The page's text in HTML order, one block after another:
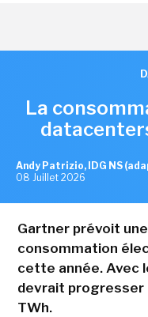
La
Andy Patrizio, IDG NS
08 Juillet 2026
Gartner prévoit
consommation
cette année. Avec
devrait progresser
TWh.